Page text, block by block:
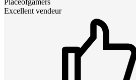
Excellent vendeur